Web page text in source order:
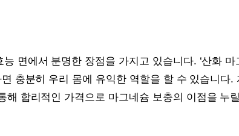
면에서 분명한 장점을 가지고 있습니다. ‘산화 마
충분히 우리 몸에 유익한 역할을 할 수 있습니다.
합리적인 가격으로 마그네슘 보충의 이점을 누